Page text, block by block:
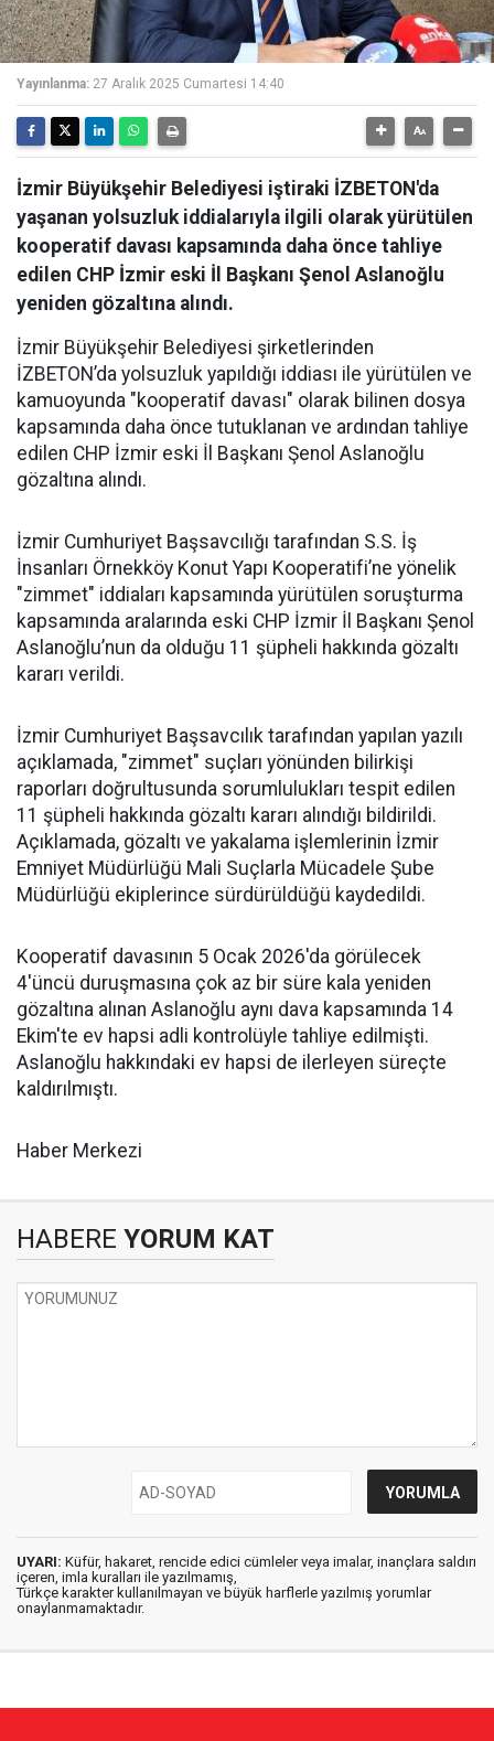
Yayınlanma: 27 Aralık 2025 Cumartesi 14:40
İzmir Büyükşehir Belediyesi iştiraki İZBETON'da
yaşanan yolsuzluk iddialarıyla ilgili olarak yürütülen
kooperatif davası kapsamında daha önce tahliye
edilen CHP İzmir eski İl Başkanı Şenol Aslanoğlu
yeniden gözaltına alındı.
İzmir Büyükşehir Belediyesi şirketlerinden
İZBETON’da yolsuzluk yapıldığı iddiası ile yürütülen ve
kamuoyunda "kooperatif davası" olarak bilinen dosya
kapsamında daha önce tutuklanan ve ardından tahliye
edilen CHP İzmir eski İl Başkanı Şenol Aslanoğlu
gözaltına alındı.
İzmir Cumhuriyet Başsavcılığı tarafından S.S. İş
İnsanları Örnekköy Konut Yapı Kooperatifi’ne yönelik
"zimmet" iddiaları kapsamında yürütülen soruşturma
kapsamında aralarında eski CHP İzmir İl Başkanı Şenol
Aslanoğlu’nun da olduğu 11 şüpheli hakkında gözaltı
kararı verildi.
İzmir Cumhuriyet Başsavcılık tarafından yapılan yazılı
açıklamada, "zimmet" suçları yönünden bilirkişi
raporları doğrultusunda sorumlulukları tespit edilen
11 şüpheli hakkında gözaltı kararı alındığı bildirildi.
Açıklamada, gözaltı ve yakalama işlemlerinin İzmir
Emniyet Müdürlüğü Mali Suçlarla Mücadele Şube
Müdürlüğü ekiplerince sürdürüldüğü kaydedildi.
Kooperatif davasının 5 Ocak 2026'da görülecek
4'üncü duruşmasına çok az bir süre kala yeniden
gözaltına alınan Aslanoğlu aynı dava kapsamında 14
Ekim'te ev hapsi adli kontrolüyle tahliye edilmişti.
Aslanoğlu hakkındaki ev hapsi de ilerleyen süreçte
kaldırılmıştı.
Haber Merkezi
HABERE YORUM KAT
UYARI: Küfür, hakaret, rencide edici cümleler veya imalar, inançlara saldırı
içeren, imla kuralları ile yazılmamış,
Türkçe karakter kullanılmayan ve büyük harflerle yazılmış yorumlar
onaylanmamaktadır.